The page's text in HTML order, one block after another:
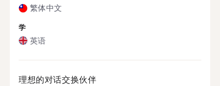
繁体中文
学
英语
理想的对话交换伙伴